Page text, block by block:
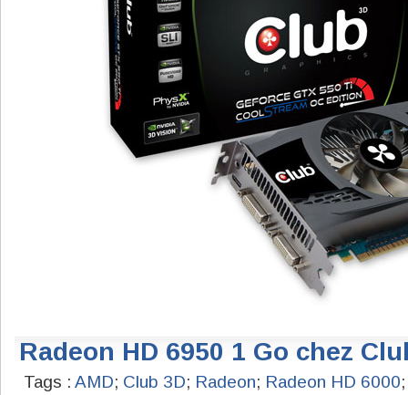
Radeon HD 6950 1 Go chez
Tags : AMD; Club 3D; Radeon; Radeon HD 6000